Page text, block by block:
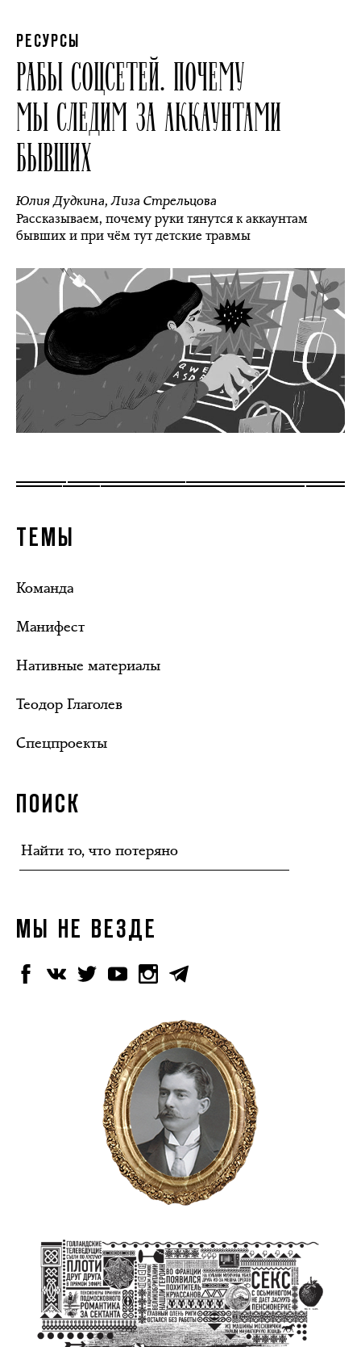
РЕСУРСЫ
РАБЫ СОЦСЕТЕЙ. ПОЧЕМУ
МЫ СЛЕДИМ ЗА АККАУНТАМИ
БЫВШИХ
Юлия Дудкина,Лиза Стрельцова
Рассказываем, почему руки тянутся к аккаунтам
бывших и при чём тут детские травмы
ТЕМЫ
Команда
Манифест
Нативные материалы
Теодор Глаголев
Спецпроекты
ПОИСК
МЫ НЕ ВЕЗДЕ